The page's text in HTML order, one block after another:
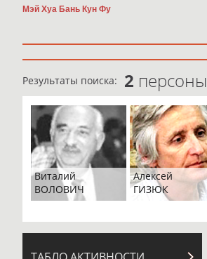
Мэй Хуа Бань Кун Фу
Результаты поиска: 2 персоны
Виталий
ВОЛОВИЧ
Алексей
ГИЗЮК